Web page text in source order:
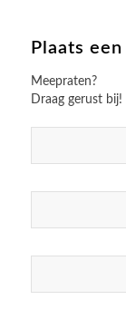
Plaats
Meepraten?
Draag gerust bij!